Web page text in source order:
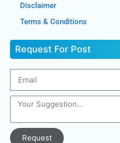
Disclaimer
Terms & Conditions
Request For Post
Request